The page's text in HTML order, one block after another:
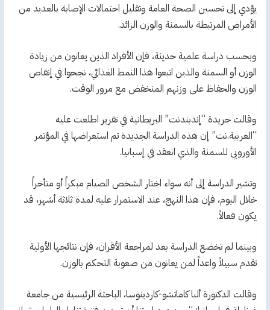
يؤدي إلى تحسين الصحة العامة وتقليل احتمالات الإصابة بالعديد من
الأمراض المرتبطة بالسمنة والوزن الزائد.
وبحسب دراسة علمية حديثة، فإن الأفراد الذين يعانون من زيادة
الوزن أو السمنة والذين اتبعوا هذا النمط الغذائي، نجحوا في إنقاص
الوزن والحفاظ على وزنهم المنخفض مع مرور الوقت.
وقالت جريدة “إندبندنت” البريطانية في تقرير اطلعت عليه
“العربية.نت” إن هذه الدراسة الجديدة تم استعراضها في المؤتمر
الأوروبي للسمنة والذي انعقد في إسبانيا.
وتشير الدراسة إلى أنه سواء اختار الشخص الصيام مبكراً أو متأخراً
خلال اليوم، فإن هذا النهج، عند الاستمرار عليه لمدة ثلاثة أشهر، قد
يكون فعالاً.
وبينما لم تخضع الدراسة بعد لمراجعة الأقران، فإن نتائجها الأولية
تقدم سبيلاً واعداً لمن يعانون من صعوبة التحكم بالوزن.
وقالت الدكتورة ألبا كاماتشو-كاردينوسا، الباحثة الرئيسية من جامعة